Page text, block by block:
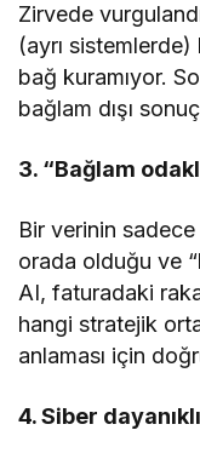
Zirvede
(ayrı sistemlerde)
bağ kuramıyor.
bağlam dışı
3. “Bağlam
Bir verinin
orada olduğu ve
AI, faturadaki
hangi stratejik
anlaması için
4. Siber